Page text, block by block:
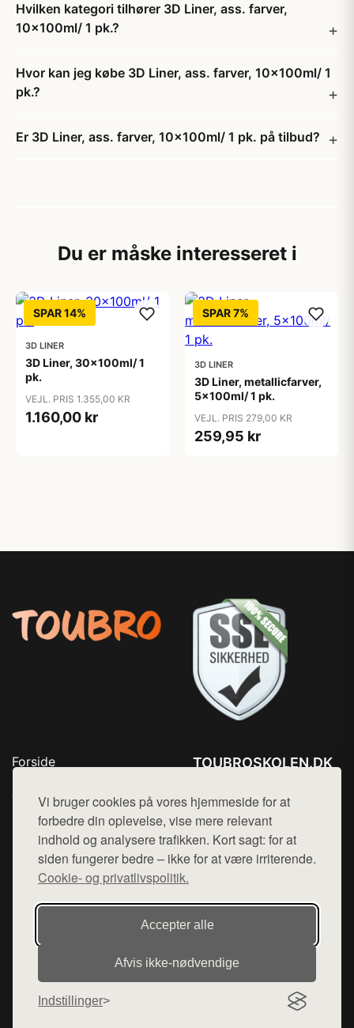
Vi bruger cookies på vores hjemmeside for at
forbedre din oplevelse, vise mere relevant
indhold og analysere trafikken. Kort sagt: for at
siden fungerer bedre – ikke for at være irriterende.
Cookie- og privatlivspolitik.
Accepter alle
Afvis ikke‑nødvendige
Indstillinger
Hvilken kategori tilhører 3D Liner, ass. farver,
10x100ml/ 1 pk.?
Hvor kan jeg købe 3D Liner, ass. farver, 10x100ml/ 1
pk.?
Er 3D Liner, ass. farver, 10x100ml/ 1 pk. på tilbud?
Du er måske interesseret i
SPAR 14%
3D LINER
3D Liner, 30x100ml/ 1
pk.
VEJL. PRIS 1.355,00 KR
1.160,00 kr
SPAR 7%
3D LINER
3D Liner, metallicfarver,
5x100ml/ 1 pk.
VEJL. PRIS 279,00 KR
259,95 kr
Forside
Top Rabatter
Blog
Kontakt
TOUBROSKOLEN.DK
Mail: hej@want.dk
Cookie- og privatlivspolitik
Denne side er en del af want.dk, der udgiver en række
hjemmesider med præsentation af forskellige produkter fra
diverse webshops. Der sælges ikke varer fra denne side - vi
henviser til de shops, som sælger varen. Vi har heller ikke
varerne på lager.